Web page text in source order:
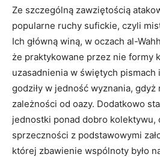
Ze szczególną zawziętością
popularne ruchy sufickie, czyli
Ich główną winą, w oczach al-
że praktykowane przez nie formy
uzasadnienia w świętych pismach
godziły w jedność wyznania,
zależności od oazy. Dodatkowo
jednostki ponad dobro kolektywu,
sprzeczności z podstawowymi
której zbawienie wspólnoty było